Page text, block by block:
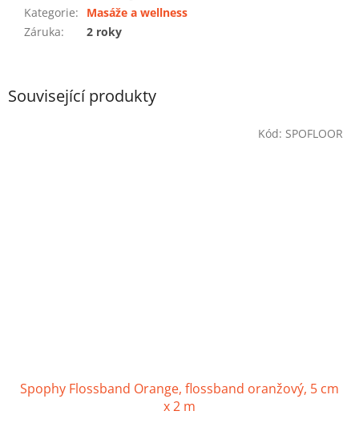
Související produkty
Spophy Flossband Orange, flossband oranžový, 5 cm
x 2 m
Kód: SPOFLOOR
Kategorie:
Masáže a wellness
Záruka: 2 roky